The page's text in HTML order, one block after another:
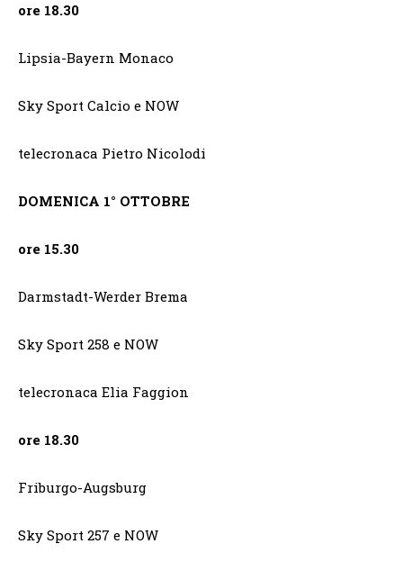
ore 18.30
Lipsia-Bayern Monaco
Sky Sport Calcio e NOW
telecronaca Pietro Nicolodi
DOMENICA 1° OTTOBRE
ore 15.30
Darmstadt-Werder Brema
Sky Sport 258 e NOW
telecronaca Elia Faggion
ore 18.30
Friburgo-Augsburg
Sky Sport 257 e NOW